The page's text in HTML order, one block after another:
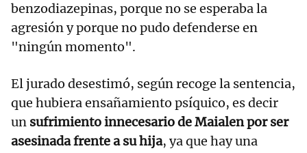
benzodiazepinas, porque no se esperaba la
agresión y porque no pudo defenderse en
"ningún momento".
El jurado desestimó, según recoge la sentencia,
que hubiera ensañamiento psíquico, es decir
un sufrimiento innecesario de Maialen por ser
asesinada frente a su hija, ya que hay una